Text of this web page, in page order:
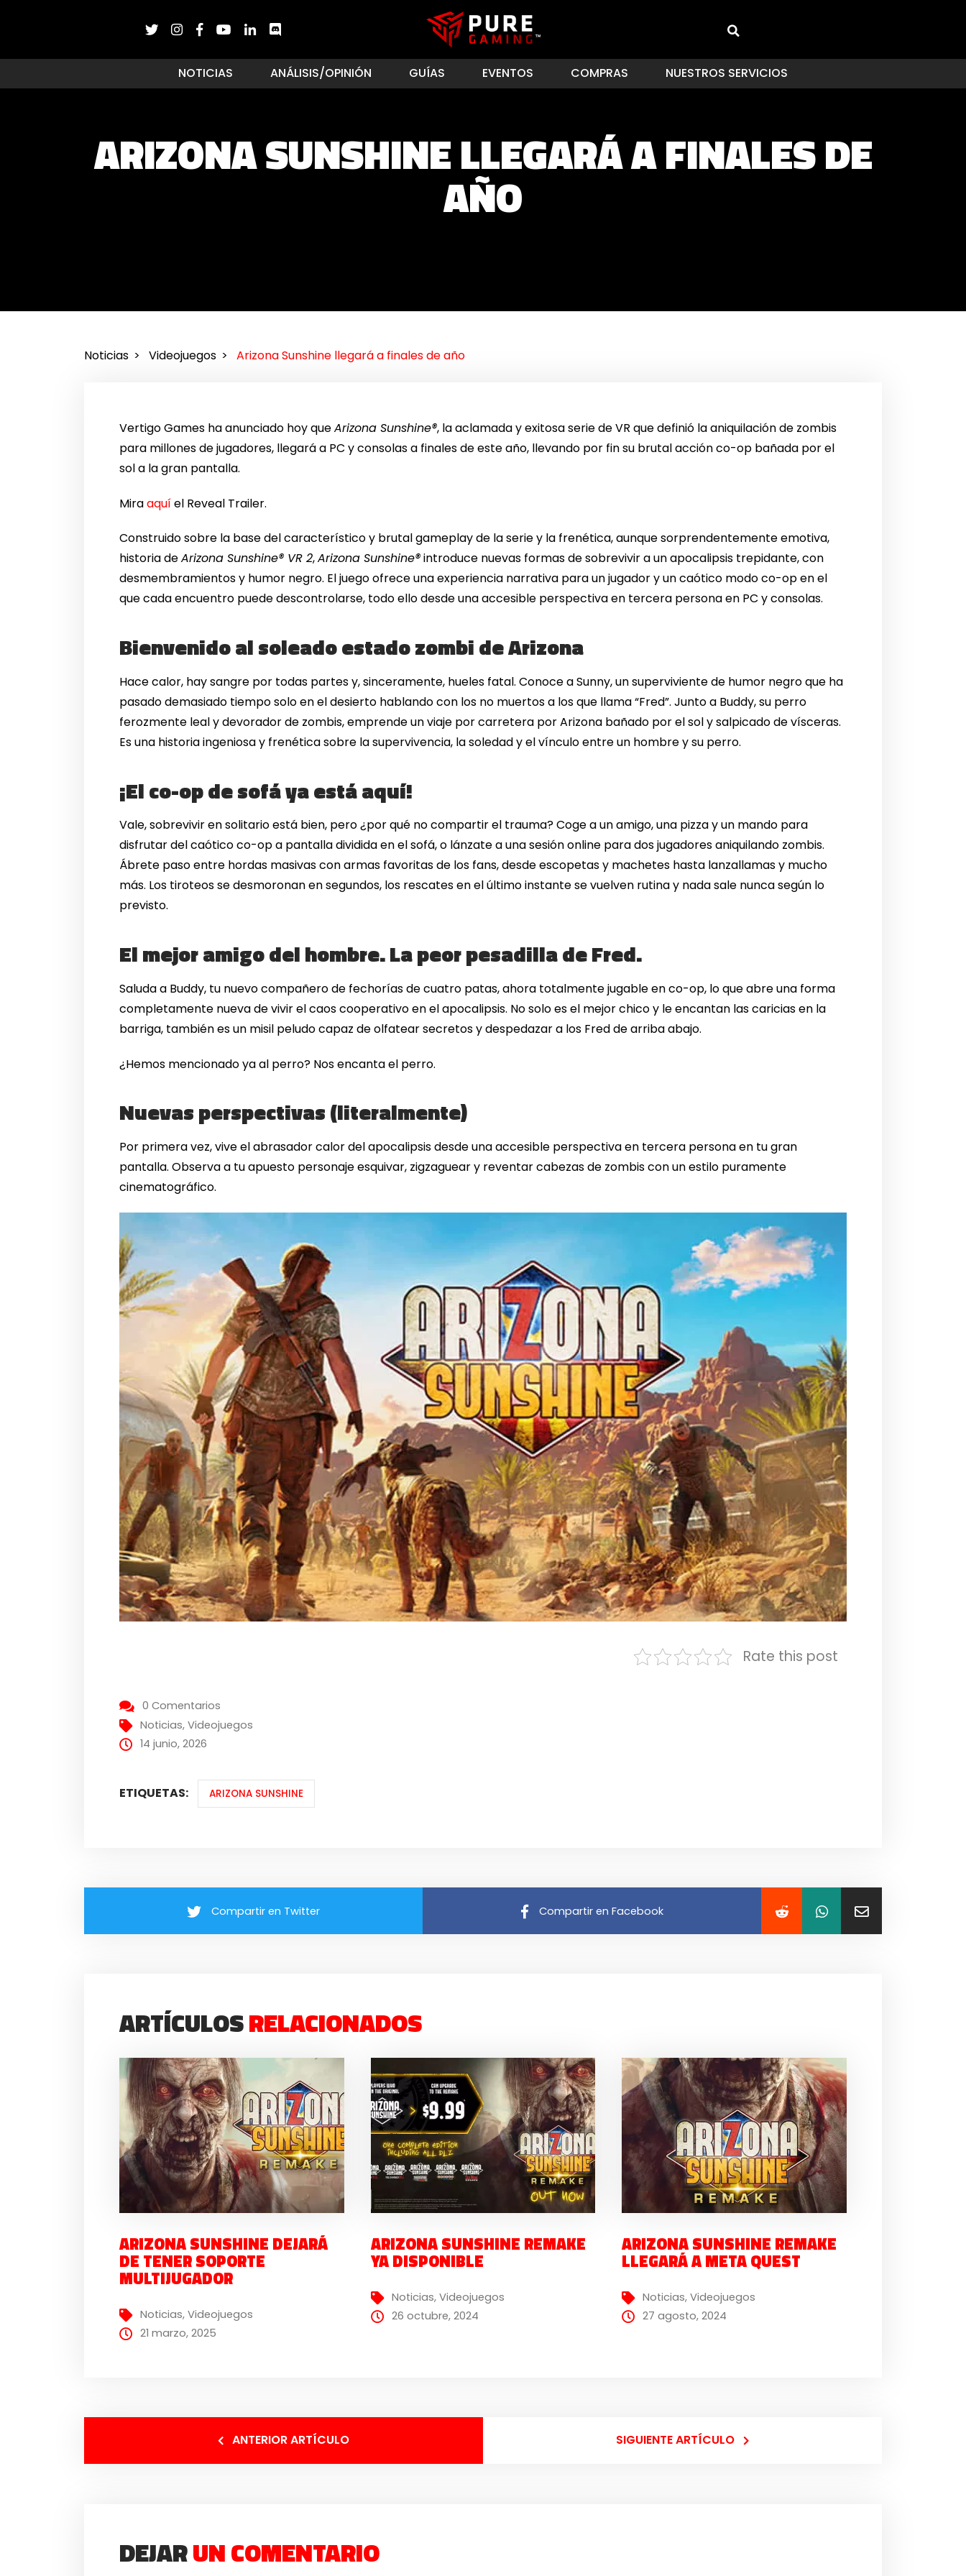
NOTICIAS ANÁLISIS/OPINIÓN GUÍAS EVENTOS COMPRAS NUESTROS SERVICIOS
ARIZONA SUNSHINE LLEGARÁ A FINALES DE
AÑO
Noticias Videojuegos Arizona Sunshine llegará a finales de año
Vertigo Games ha anunciado hoy queArizona Sunshine®, la aclamada y exitosa serie de VR que definió la aniquilación de zombis
para millones de jugadores, llegará a PC y consolas a finales de este año, llevando por fin su brutal acción co-op bañada por el
sol a la gran pantalla.
Miraaquíel Reveal Trailer.
Construido sobre la base del característico y brutal gameplay de la serie y la frenética, aunque sorprendentemente emotiva,
historia deArizona Sunshine® VR 2,Arizona Sunshine®introduce nuevas formas de sobrevivir a un apocalipsis trepidante, con
desmembramientos y humor negro. El juego ofrece una experiencia narrativa para un jugador y un caótico modo co-op en el
que cada encuentro puede descontrolarse, todo ello desde una accesible perspectiva en tercera persona en PC y consolas.
Bienvenido al soleado estado zombi de Arizona
Hace calor, hay sangre por todas partes y, sinceramente, hueles fatal. Conoce a Sunny, un superviviente de humor negro que ha
pasado demasiado tiempo solo en el desierto hablando con los no muertos a los que llama “Fred”. Junto a Buddy, su perro
ferozmente leal y devorador de zombis, emprende un viaje por carretera por Arizona bañado por el sol y salpicado de vísceras.
Es una historia ingeniosa y frenética sobre la supervivencia, la soledad y el vínculo entre un hombre y su perro.
¡El co-op de sofá ya está aquí!
Vale, sobrevivir en solitario está bien, pero ¿por qué no compartir el trauma? Coge a un amigo, una pizza y un mando para
disfrutar del caótico co-op a pantalla dividida en el sofá, o lánzate a una sesión online para dos jugadores aniquilando zombis.
Ábrete paso entre hordas masivas con armas favoritas de los fans, desde escopetas y machetes hasta lanzallamas y mucho
más. Los tiroteos se desmoronan en segundos, los rescates en el último instante se vuelven rutina y nada sale nunca según lo
previsto.
El mejor amigo del hombre. La peor pesadilla de Fred.
Saluda a Buddy, tu nuevo compañero de fechorías de cuatro patas, ahora totalmente jugable en co-op, lo que abre una forma
completamente nueva de vivir el caos cooperativo en el apocalipsis. No solo es el mejor chico y le encantan las caricias en la
barriga, también es un misil peludo capaz de olfatear secretos y despedazar a los Fred de arriba abajo.
¿Hemos mencionado ya al perro? Nos encanta el perro.
Nuevas perspectivas (literalmente)
Por primera vez, vive el abrasador calor del apocalipsis desde una accesible perspectiva en tercera persona en tu gran
pantalla. Observa a tu apuesto personaje esquivar, zigzaguear y reventar cabezas de zombis con un estilo puramente
cinematográfico.
Rate this post
0 Comentarios
Noticias,Videojuegos
14 junio, 2026
ETIQUETAS: ARIZONA SUNSHINE
Compartir en Twitter Compartir en Facebook
ARTÍCULOSRELACIONADOS
ARIZONA SUNSHINE DEJARÁ
DE TENER SOPORTE
MULTIJUGADOR
Noticias,Videojuegos
21 marzo, 2025
ARIZONA SUNSHINE REMAKE
YA DISPONIBLE
Noticias, Videojuegos
26 octubre, 2024
ARIZONA SUNSHINE REMAKE
LLEGARÁ A META QUEST
Noticias,Videojuegos
27 agosto, 2024
ANTERIOR ARTÍCULO SIGUIENTE ARTÍCULO
DEJARUN COMENTARIO